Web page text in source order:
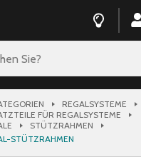
REGALSYSTEME
FÜR REGALSYSTEME
STÜTZRAHMEN
STÜTZRAHMEN